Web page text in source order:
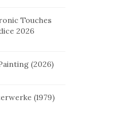
Touches
2026
(2026)
(1979)